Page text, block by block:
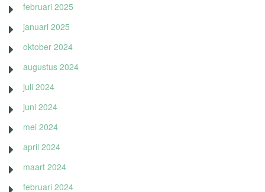
februari 2025
januari 2025
oktober 2024
augustus 2024
juli 2024
juni 2024
mei 2024
april 2024
maart 2024
februari 2024